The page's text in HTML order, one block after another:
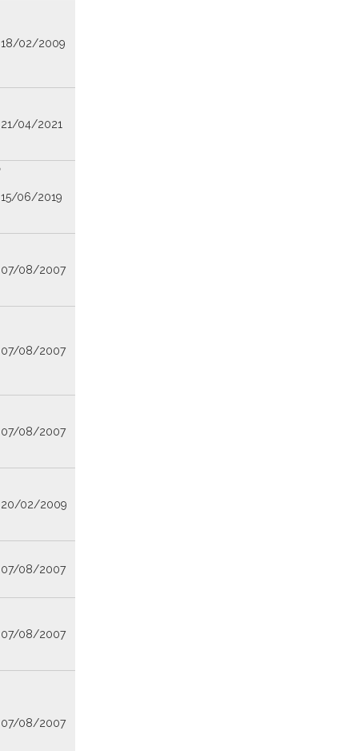
18/02/2009
21/04/2021
15/06/2019
07/08/2007
07/08/2007
07/08/2007
20/02/2009
07/08/2007
07/08/2007
07/08/2007